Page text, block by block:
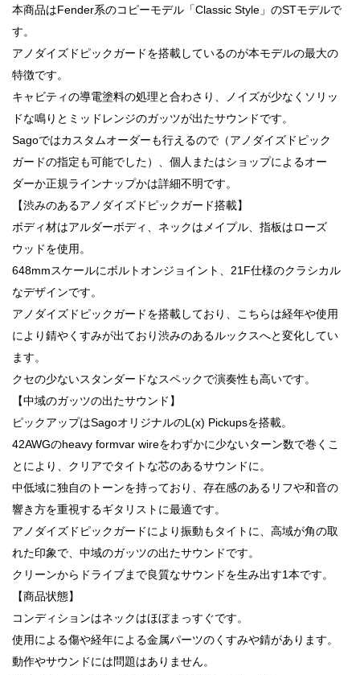
本商品はFender系のコピーモデル「Classic Style」のSTモデルで
す。
アノダイズドピックガードを搭載しているのが本モデルの最大の
特徴です。
キャビティの導電塗料の処理と合わさり、ノイズが少なくソリッ
ドな鳴りとミッドレンジのガッツが出たサウンドです。
Sagoではカスタムオーダーも行えるので（アノダイズドピック
ガードの指定も可能でした）、個人またはショップによるオー
ダーか正規ラインナップかは詳細不明です。
【渋みのあるアノダイズドピックガード搭載】
ボディ材はアルダーボディ、ネックはメイプル、指板はローズ
ウッドを使用。
648mmスケールにボルトオンジョイント、21F仕様のクラシカル
なデザインです。
アノダイズドピックガードを搭載しており、こちらは経年や使用
により錆やくすみが出ており渋みのあるルックスへと変化してい
ます。
クセの少ないスタンダードなスペックで演奏性も高いです。
【中域のガッツの出たサウンド】
ピックアップはSagoオリジナルのL(x) Pickupsを搭載。
42AWGのheavy formvar wireをわずかに少ないターン数で巻くこ
とにより、クリアでタイトな芯のあるサウンドに。
中低域に独自のトーンを持っており、存在感のあるリフや和音の
響き方を重視するギタリストに最適です。
アノダイズドピックガードにより振動もタイトに、高域が角の取
れた印象で、中域のガッツの出たサウンドです。
クリーンからドライブまで良質なサウンドを生み出す1本です。
【商品状態】
コンディションはネックはほぼまっすぐです。
使用による傷や経年による金属パーツのくすみや錆があります。
動作やサウンドには問題はありません。